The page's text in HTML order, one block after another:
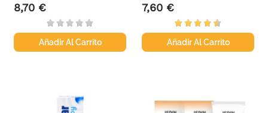
Precio
8,70 €
Añadir Al Carrito
Precio
7,60 €
Añadir Al Carrito